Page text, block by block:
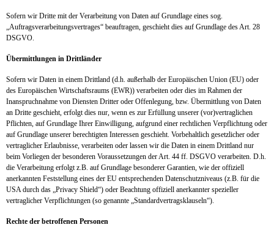
Sofern wir Dritte mit der Verarbeitung von Daten auf Grundlage eines sog.
„Auftragsverarbeitungsvertrages“ beauftragen, geschieht dies auf Grundlage des Art. 28
DSGVO.
Übermittlungen in Drittländer
Sofern wir Daten in einem Drittland (d.h. außerhalb der Europäischen Union (EU) oder
des Europäischen Wirtschaftsraums (EWR)) verarbeiten oder dies im Rahmen der
Inanspruchnahme von Diensten Dritter oder Offenlegung, bzw. Übermittlung von Daten
an Dritte geschieht, erfolgt dies nur, wenn es zur Erfüllung unserer (vor)vertraglichen
Pflichten, auf Grundlage Ihrer Einwilligung, aufgrund einer rechtlichen Verpflichtung oder
auf Grundlage unserer berechtigten Interessen geschieht. Vorbehaltlich gesetzlicher oder
vertraglicher Erlaubnisse, verarbeiten oder lassen wir die Daten in einem Drittland nur
beim Vorliegen der besonderen Voraussetzungen der Art. 44 ff. DSGVO verarbeiten. D.h.
die Verarbeitung erfolgt z.B. auf Grundlage besonderer Garantien, wie der offiziell
anerkannten Feststellung eines der EU entsprechenden Datenschutzniveaus (z.B. für die
USA durch das „Privacy Shield“) oder Beachtung offiziell anerkannter spezieller
vertraglicher Verpflichtungen (so genannte „Standardvertragsklauseln“).
Rechte der betroffenen Personen